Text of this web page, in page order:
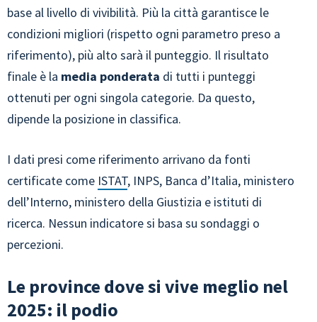
base al livello di vivibilità. Più la città garantisce le
condizioni migliori (rispetto ogni parametro preso a
riferimento), più alto sarà il punteggio. Il risultato
finale è la media ponderata di tutti i punteggi
ottenuti per ogni singola categorie. Da questo,
dipende la posizione in classifica.
I dati presi come riferimento arrivano da fonti
certificate come ISTAT, INPS, Banca d’Italia, ministero
dell’Interno, ministero della Giustizia e istituti di
ricerca. Nessun indicatore si basa su sondaggi o
percezioni.
Le province dove si vive meglio nel
2025: il podio